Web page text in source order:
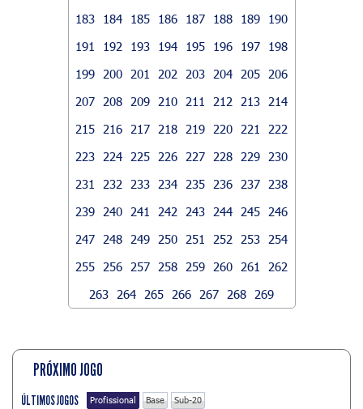
183
184 185 186 187 188 189
190
191
192 193 194 195 196 197
198
199
200 201 202 203 204 205
206
207
208 209 210 211 212 213
214
215
216 217 218 219 220 221
222
223
224 225 226 227 228 229
230
231
232 233 234 235 236 237
238
239
240 241 242 243 244 245
246
247
248 249 250 251 252 253
254
255
256 257 258 259 260 261
262
263
264 265 266 267 268 269
PRÓXIMO JOGO
ÚLTIMOS JOGOS Profissional Base Sub-20